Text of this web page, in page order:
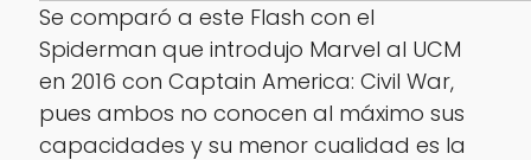
Se comparó a este Flash con el
Spiderman que introdujo Marvel al UCM
en 2016 con Captain America: Civil War,
pues ambos no conocen al máximo sus
capacidades y su menor cualidad es la